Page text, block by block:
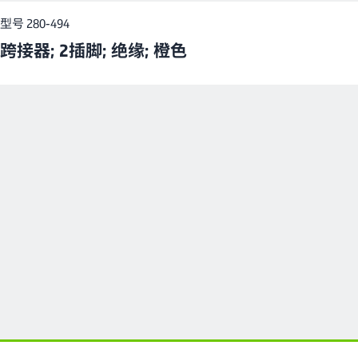
型号 280-494
跨接器; 2插脚; 绝缘; 橙色